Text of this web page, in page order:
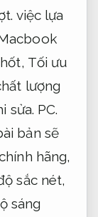
việc lựa
Tối ưu
lượng
sửa. PC.
bản sẽ
hãng,
sắc nét,
sáng